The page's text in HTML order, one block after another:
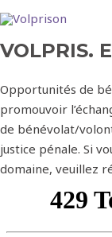
VOLPRIS.
Opportunités de
promouvoir
de bénévolat/
justice pénale. Si
domaine, veuillez